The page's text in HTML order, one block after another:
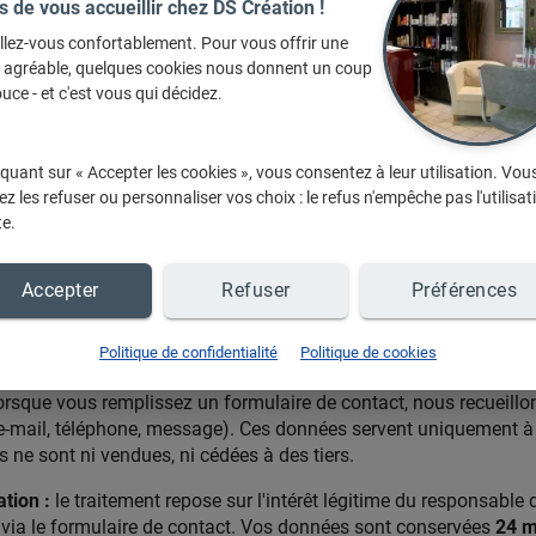
modification, adaptation, extraction, réutilisation ou
des contenus publiés sur le site, sans autorisation préalable
ou familial.
décrit la façon dont vos
sont
meaux/dscreation"
, conformément au Règlement
et Libertés.
Création, 9, rue Notre Dame 77100 Meaux. L'hébergement et
vous remplissez un formulaire de contact, nous
téléphone, message). Ces données servent uniquement
ne sont ni vendues, ni cédées à des tiers.
: le traitement repose sur l'intérêt légitime du responsable
le formulaire de contact. Vos données sont conservées 24
de vous accueillir chez DS Création !
vous confortablement. Pour vous offrir une
agréable, quelques cookies nous donnent un coup
- et c'est vous qui décidez.
sur « Accepter les cookies », vous consentez à leur utilisation.
les refuser ou personnaliser vos choix : le refus n'empêche pas
Accepter Refuser Préférences
Politique de confidentialité Politique de cookies